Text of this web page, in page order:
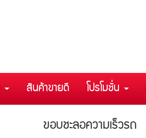
สินค้าขายดี โปรโมชั่น
ขอบชะลอความเร็วรถ